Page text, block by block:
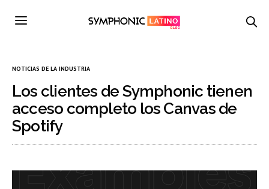
NOTICIAS DE LA INDUSTRIA
Los clientes de Symphonic tienen
acceso completo los Canvas de
Spotify